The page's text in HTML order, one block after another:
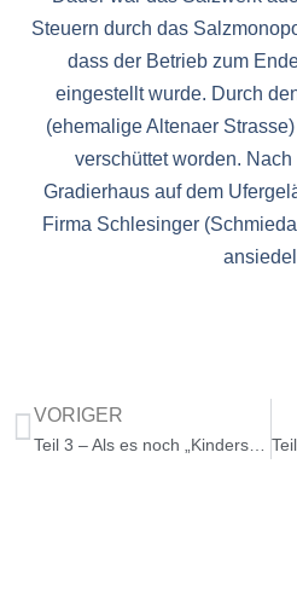
Steuern durch das
dass der Betrieb zum
eingestellt wurde. Durch
(ehemalige Altenaer
verschüttet worden.
Gradierhaus auf dem
Firma Schlesinger
VORIGER
Teil 3 – Als es noch „Kinderschützenfeste“ in Werdohl gab